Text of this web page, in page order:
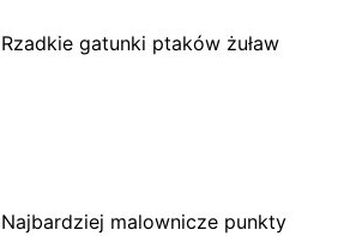
Rzadkie gatunki ptaków żuław
Najbardziej malownicze punkty